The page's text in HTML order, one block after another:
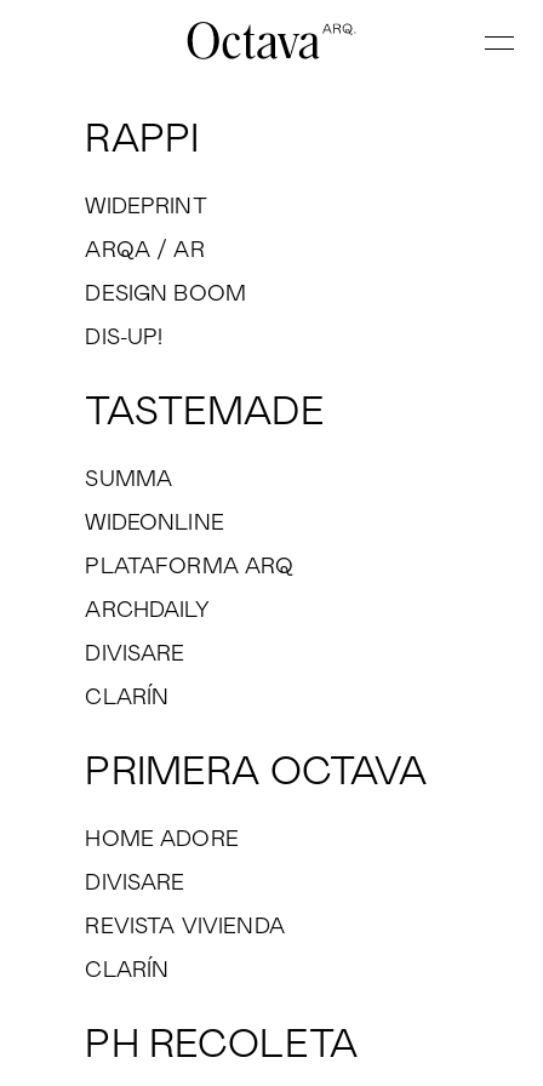
RAPPI
WIDEPRINT
ARQA / AR
DESIGN BOOM
DIS-UP!
TASTEMADE
SUMMA
WIDEONLINE
PLATAFORMA ARQ
ARCHDAILY
DIVISARE
CLARÍN
PRIMERA OCTAVA
HOME ADORE
DIVISARE
REVISTA VIVIENDA
CLARÍN
PH RECOLETA